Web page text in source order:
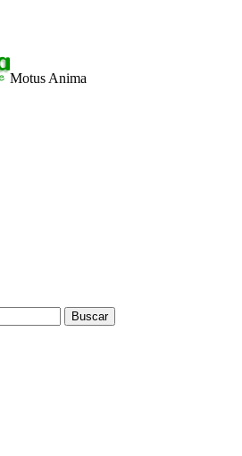
Motus Anima